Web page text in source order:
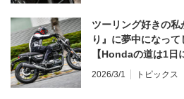
ツーリング好きの
り』に夢中になっ
【Hondaの道は1日
ンプレ・レビュー 前
2026/3/1 トピックス